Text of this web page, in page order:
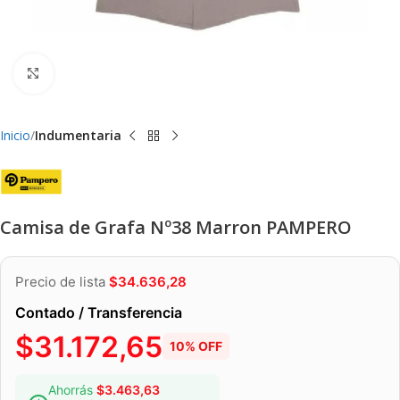
Inicio Indumentaria
Camisa de Grafa Nº38 Marron PAMPERO
Precio de lista $34.636,28
Contado / Transferencia
$31.172,65 10% OFF
Ahorrás $3.463,63